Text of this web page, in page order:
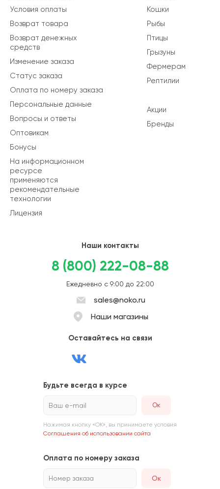
Кошки
Рыбы
Птицы
Грызуны
Фермерам
Рептилии
Акции
Бренды
Условия оплаты
Возврат товара
Возврат денежных
средств
Изменение заказа
Статус заказа
Оплата по номеру заказа
Персональные данные
Вопросы и ответы
Оптовикам
Бонусы
На информационном
ресурсе
применяются
рекомендательные
технологии
Лицензия
Наши контакты
8 (800) 222-08-88
Ежедневно с 9:00 до 22:00
sales@noko.ru
Наши магазины
Оставайтесь на связи
Будьте всегда в курсе
Ваш e-mail
Нажимая кнопку «ОК», вы принимаете условия
Соглашения об использовании сайта
Оплата по номеру заказа
Номер заказа Ок